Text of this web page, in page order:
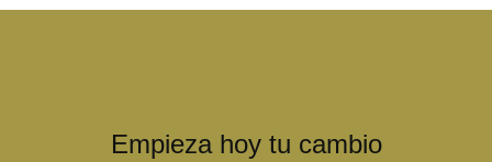
Empieza hoy tu cambio